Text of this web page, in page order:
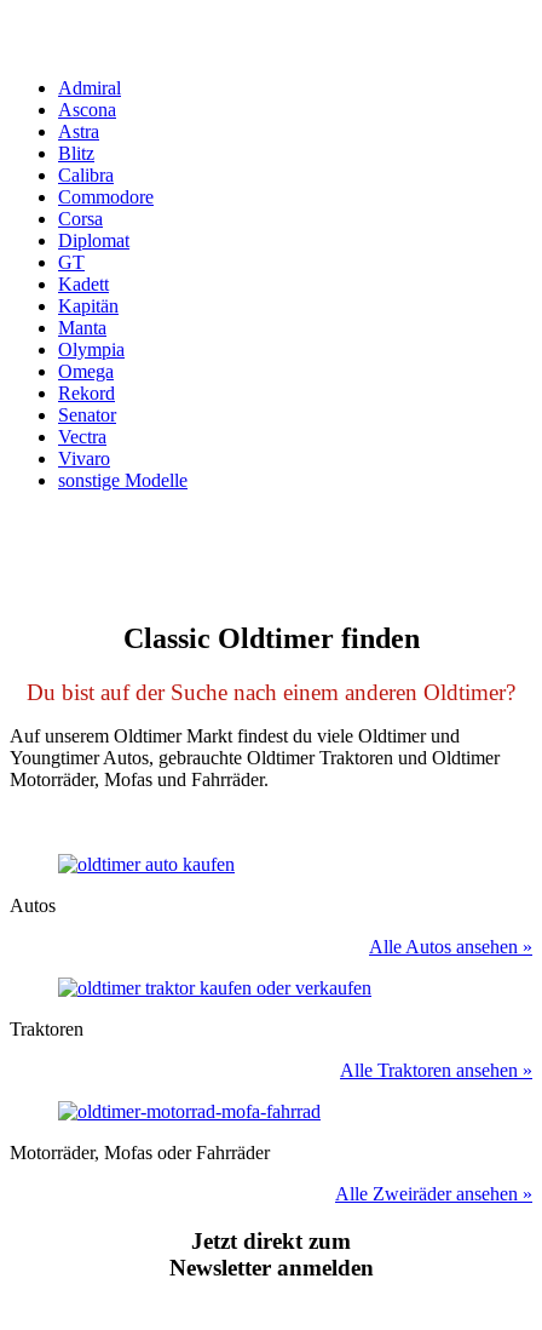
Admiral
Ascona
Astra
Blitz
Calibra
Commodore
Corsa
Diplomat
GT
Kadett
Kapitän
Manta
Olympia
Omega
Rekord
Senator
Vectra
Vivaro
sonstige Modelle
Classic Oldtimer finden
Du bist auf der Suche nach einem anderen Oldtimer?
Auf unserem Oldtimer Markt findest du viele Oldtimer und
Youngtimer Autos, gebrauchte Oldtimer Traktoren und Oldtimer
Motorräder, Mofas und Fahrräder.
Autos
Alle Autos ansehen »
Traktoren
Alle Traktoren ansehen »
Motorräder, Mofas oder Fahrräder
Alle Zweiräder ansehen »
Jetzt direkt zum
Newsletter anmelden